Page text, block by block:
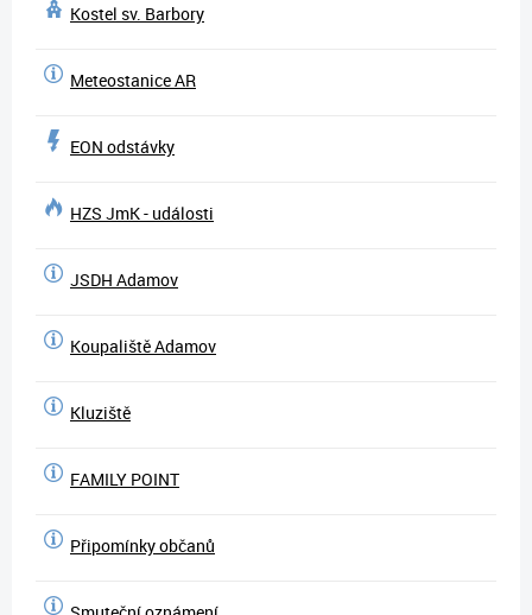
Kostel sv. Barbory
Meteostanice AR
EON odstávky
HZS JmK - události
JSDH Adamov
Koupaliště Adamov
Kluziště
FAMILY POINT
Připomínky občanů